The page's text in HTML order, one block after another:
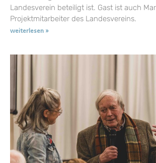
Landesverein beteiligt ist. Gast ist auch
Projektmitarbeiter des Landesvereins.
weiterlesen »